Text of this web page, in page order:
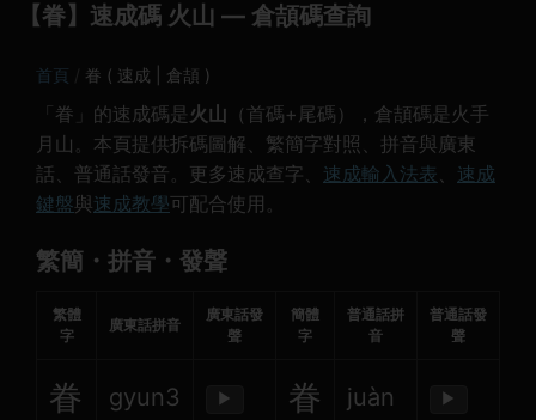
【眷】速成碼 火山 — 倉頡碼查詢
首頁 眷 ( 速成 | 倉頡 )
「眷」的速成碼是 火山 （首碼+尾碼），倉頡碼是火手
月山。本頁提供拆碼圖解、繁簡字對照、拼音與廣東
話、普通話發音。更多速成查字、 速成輸入法表、 速成
鍵盤與速成教學可配合使用。
繁簡・拼音・發聲
繁體
字
廣東話拼音
廣東話發
聲
簡體
字
普通話拼
音
普通話發
聲
眷 gyun3 ▶ 眷 juàn ▶